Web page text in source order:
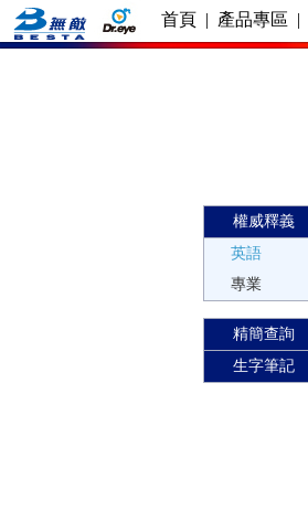
首頁 | 產品專區 |
權威釋義
英語
專業
精簡查詢
生字筆記